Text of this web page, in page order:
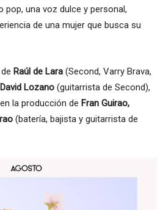
una voz dulce y personal,
de una mujer que busca su
Raúl de Lara (Second, Varry Brava,
David Lozano (guitarrista de Second),
la producción de Fran Guirao,
(batería, bajista y guitarrista de